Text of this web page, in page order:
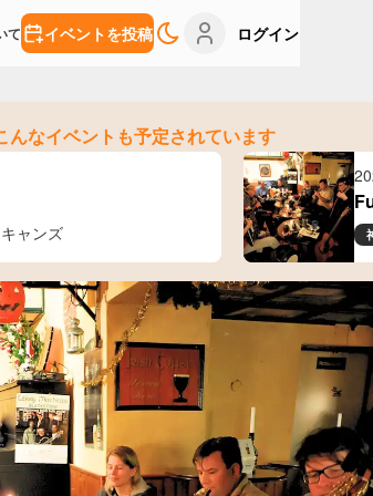
て イベントを投稿 ログイン
んなイベントも予定されています
ャンズ